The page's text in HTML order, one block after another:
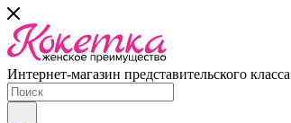
Интернет-магазин представительского класса